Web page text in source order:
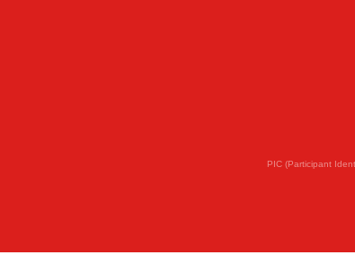
PIC (Participant